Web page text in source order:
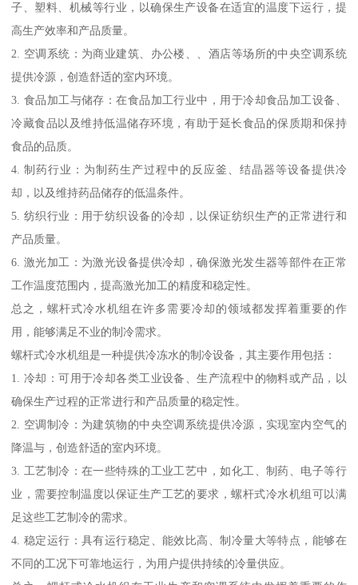
子、塑料、机械等行业，以确保生产设备在适宜的温度下运行，提
高生产效率和产品质量。
2. 空调系统：为商业建筑、办公楼、、酒店等场所的中央空调系统
提供冷源，创造舒适的室内环境。
3. 食品加工与储存：在食品加工行业中，用于冷却食品加工设备、
冷藏食品以及维持低温储存环境，有助于延长食品的保质期和保持
食品的品质。
4. 制药行业：为制药生产过程中的反应釜、结晶器等设备提供冷
却，以及维持药品储存的低温条件。
5. 纺织行业：用于纺织设备的冷却，以保证纺织生产的正常进行和
产品质量。
6. 激光加工：为激光设备提供冷却，确保激光发生器等部件在正常
工作温度范围内，提高激光加工的精度和稳定性。
总之，螺杆式冷水机组在许多需要冷却的领域都发挥着重要的作
用，能够满足不业的制冷需求。
螺杆式冷水机组是一种提供冷冻水的制冷设备，其主要作用包括：
1. 冷却：可用于冷却各类工业设备、生产流程中的物料或产品，以
确保生产过程的正常进行和产品质量的稳定性。
2. 空调制冷：为建筑物的中央空调系统提供冷源，实现室内空气的
降温与，创造舒适的室内环境。
3. 工艺制冷：在一些特殊的工业工艺中，如化工、制药、电子等行
业，需要控制温度以保证生产工艺的要求，螺杆式冷水机组可以满
足这些工艺制冷的需求。
4. 稳定运行：具有运行稳定、能效比高、制冷量大等特点，能够在
不同的工况下可靠地运行，为用户提供持续的冷量供应。